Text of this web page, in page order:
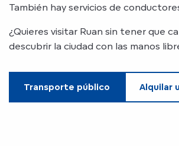
También hay servicios de
¿Quieres visitar Ruan sin tener que
descubrir la ciudad con las manos
Transporte público Alquilar